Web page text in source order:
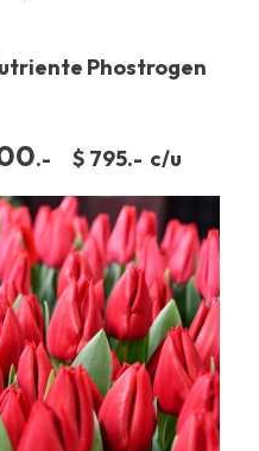
Phostrogen
.- $ 795.- c/u